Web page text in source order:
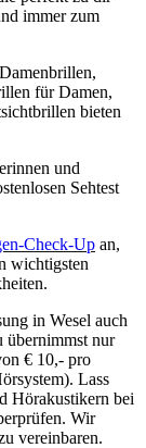
immer zum
für Damen,
bieten
und
Sehtest
Check-Up an,
wichtigsten
in Wesel auch
nur
€ 10,- pro
Lass
Hörakustikern bei
Wir
vereinbaren.